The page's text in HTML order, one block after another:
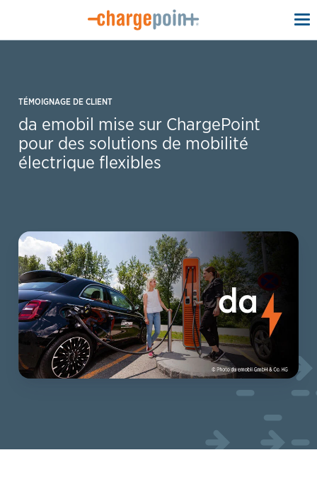
TÉMOIGNAGE DE CLIENT
da emobil mise sur ChargePoint
pour des solutions de mobilité
électrique flexibles